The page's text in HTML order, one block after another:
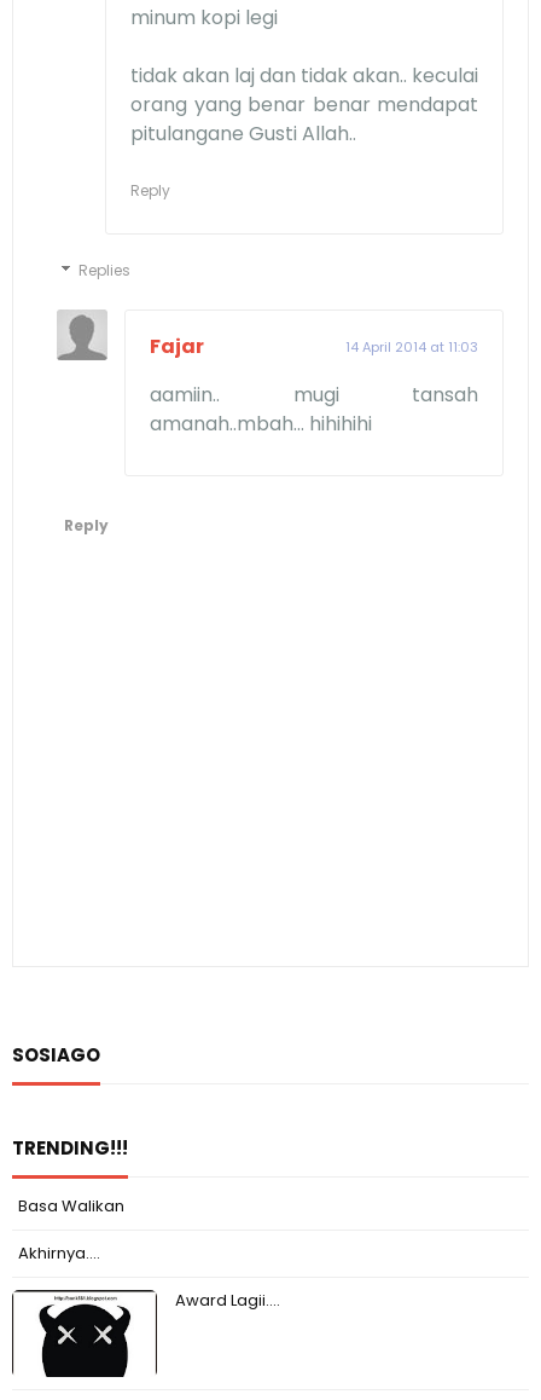
minum kopi legi
tidak akan laj dan tidak akan.. keculai
orang yang benar benar mendapat
pitulangane Gusti Allah..
Reply
Replies
Fajar 14 April 2014 at 11:03
aamiin.. mugi tansah
amanah..mbah... hihihihi
Reply
SOSIAGO
TRENDING!!!
Basa Walikan
Akhirnya....
Award Lagii....